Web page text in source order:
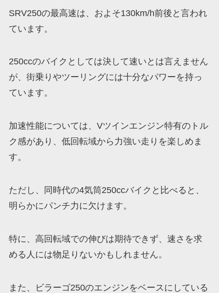
SRV250の最高速は、およそ130km/h前後と言われ
ています。
250ccのバイクとしては決して速いとは言えません
が、街乗りやツーリングには十分なパワーを持っ
ています。
加速性能については、Vツインエンジン特有のトル
ク感があり、低回転域から力強い走りを楽しめま
す。
ただし、同時代の4気筒250ccバイクと比べると、
明らかにパンチ力に欠けます。
特に、高回転域での伸びは期待できず、速さを求
める人には物足りないかもしれません。
また、ビラーゴ250のエンジンをベースにしている